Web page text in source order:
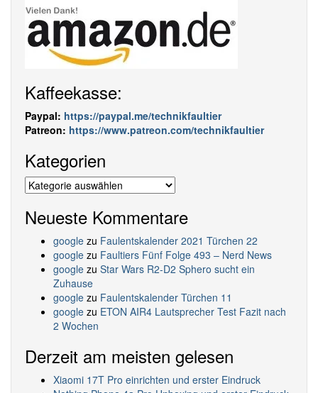
Kaffeekasse:
Paypal: https://paypal.me/technikfaultier
Patreon: https://www.patreon.com/technikfaultier
Kategorien
Kategorien
Neueste Kommentare
google zu Faulentskalender 2021 Türchen 22
google zu Faultiers Fünf Folge 493 – Nerd News
google zu Star Wars R2-D2 Sphero sucht ein
Zuhause
google zu Faulentskalender Türchen 11
google zu ETON AIR4 Lautsprecher Test Fazit nach
2 Wochen
Derzeit am meisten gelesen
Xiaomi 17T Pro einrichten und erster Eindruck